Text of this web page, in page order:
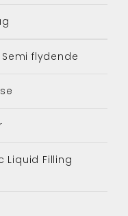
flydende
Liquid Filling